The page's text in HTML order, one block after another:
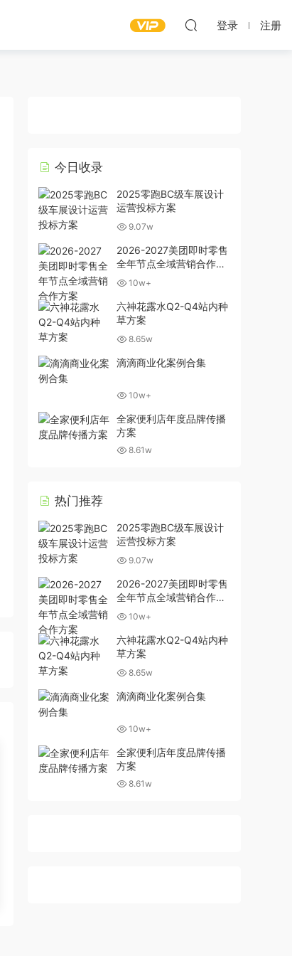
登录 注册
今日收录
2025零跑BC级车展设计
运营投标方案
9.07w
2026-2027美团即时零售
全年节点全域营销合作方
案 10w+
六神花露水Q2-Q4站内种
草方案
8.65w
滴滴商业化案例合集
10w+
全家便利店年度品牌传播
方案
8.61w
热门推荐
2025零跑BC级车展设计
运营投标方案
9.07w
2026-2027美团即时零售
全年节点全域营销合作方
案 10w+
六神花露水Q2-Q4站内种
草方案
8.65w
滴滴商业化案例合集
10w+
全家便利店年度品牌传播
方案
8.61w